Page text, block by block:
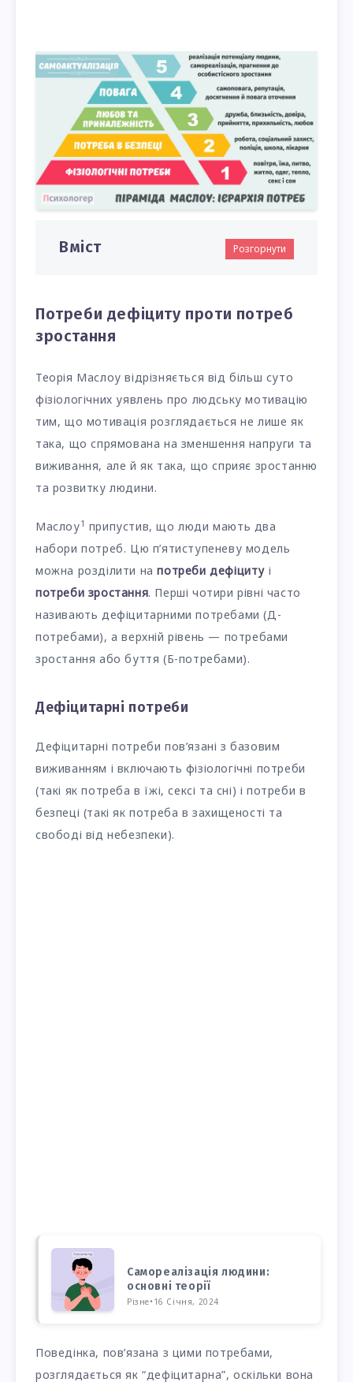
Вміст Розгорнути
Потреби дефіциту проти потреб
зростання
Теорія Маслоу відрізняється від більш суто
фізіологічних уявлень про людську мотивацію
тим, що мотивація розглядається не лише як
така, що спрямована на зменшення напруги та
виживання, але й як така, що сприяє зростанню
та розвитку людини.
Маслоу1 припустив, що люди мають два
набори потреб. Цю п’ятиступеневу модель
можна розділити напотреби дефіциту і
потреби зростання. Перші чотири рівні часто
називають дефіцитарними потребами (Д-
потребами), а верхній рівень — потребами
зростання або буття (Б-потребами).
Дефіцитарні потреби
Дефіцитарні потреби пов’язані з базовим
виживанням і включають фізіологічні потреби
(такі як потреба в їжі, сексі та сні) і потреби в
безпеці (такі як потреба в захищеності та
свободі від небезпеки).
Самореалізація людини:
основні теорії
Різне• 16 Січня, 2024
Поведінка, пов’язана з цими потребами,
розглядається як “дефіцитарна”, оскільки вона